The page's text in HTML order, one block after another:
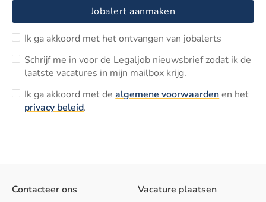
Jobalert aanmaken
Ik ga akkoord met het ontvangen van jobalerts
Schrijf me in voor de Legaljob nieuwsbrief zodat ik de
laatste vacatures in mijn mailbox krijg.
Ik ga akkoord met dealgemene voorwaardenen het
privacy beleid.
Contacteer ons
Vacature plaatsen